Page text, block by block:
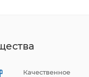
Качественное